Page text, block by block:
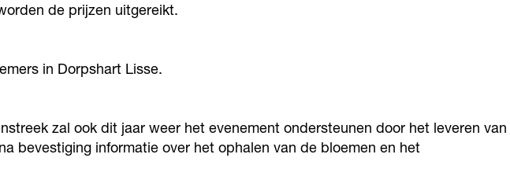
de prijzen uitgereikt.
in Dorpshart Lisse.
zal ook dit jaar weer het evenement ondersteunen door het leveren van
bevestiging informatie over het ophalen van de bloemen en het